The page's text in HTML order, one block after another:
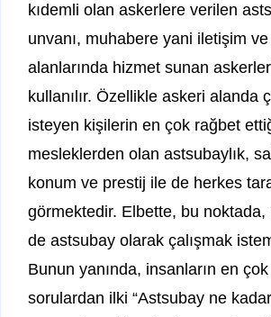
kıdemli olan askerlere verilen
unvanı, muhabere yani iletişim
alanlarında hizmet sunan
kullanılır. Özellikle askeri alanda
isteyen kişilerin en çok rağbet
mesleklerden olan astsubaylık,
konum ve prestij ile de herkes
görmektedir. Elbette, bu
de astsubay olarak çalışmak
Bunun yanında, insanların en
sorulardan ilki “Astsubay ne